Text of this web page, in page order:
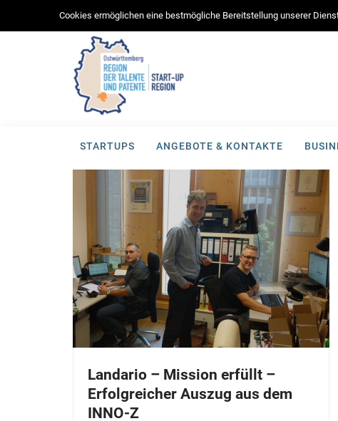
STARTUPS ANGEBOTE & KONTAKTE
Landario – Mission erfüllt –
Erfolgreicher Auszug aus dem
INNO-Z
Cookies ermöglichen eine bestmögliche Bereitstellung unserer